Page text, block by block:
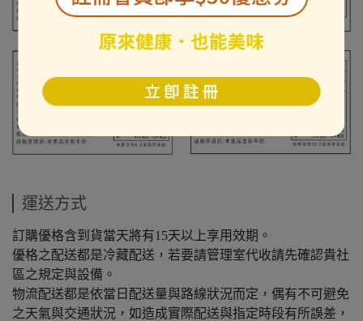
運送方式
訂購優格含到貨當天將有15天以上享用效期。
優格之配送都是冷藏配送，若要請管理室代收請先確認貴社
區之規定與設備。
物流配送都是依當日配送量與路線狀況而定，偶有不可避免
之天氣與交通狀況，如造成實際配送與指定時段有所誤差，